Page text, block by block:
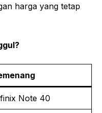
harga yang tetap
Note 40